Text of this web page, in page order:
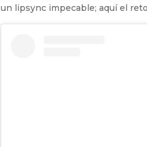
un lipsync impecable; aquí el